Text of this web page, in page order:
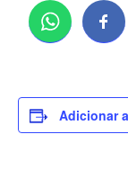
Adicionar